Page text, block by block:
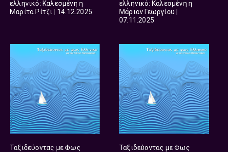
ελληνικό: Καλεσμένη η
Μαρίτα Ρίτζι | 14.12.2025
ελληνικό: Καλεσμένη η
Μάριαν Γεωργίου |
07.11.2025
Ταξιδεύοντας με Φως
Ταξιδεύοντας με Φως